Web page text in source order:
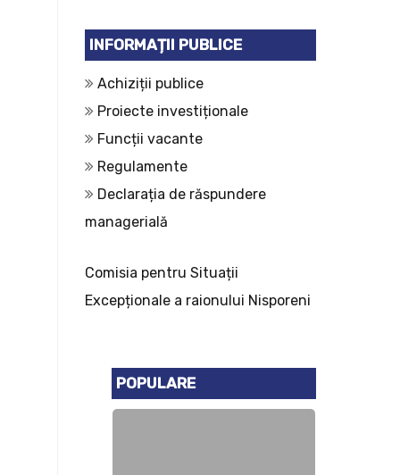
INFORMAȚII PUBLICE
Achiziții publice
Proiecte investiționale
Funcții vacante
Regulamente
Declarația de răspundere
managerială
Comisia pentru Situații
Excepționale a raionului Nisporeni
POPULARE